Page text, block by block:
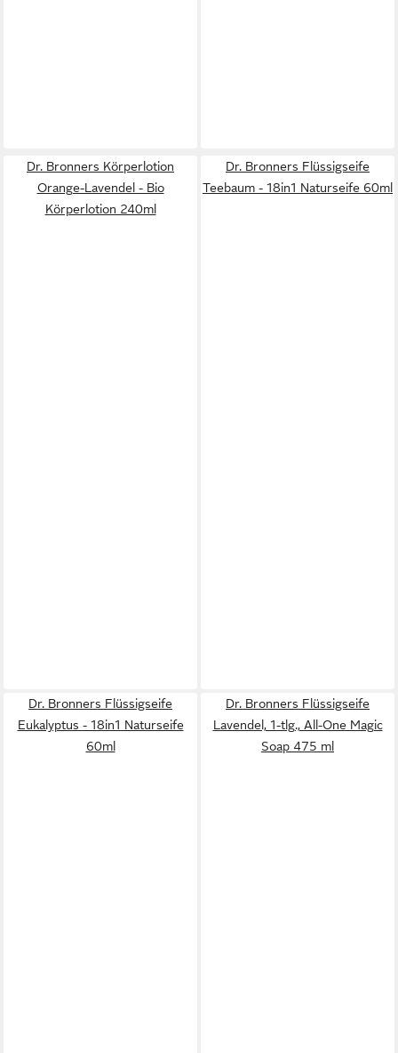
Dr. Bronners Körperlotion
Orange-Lavendel - Bio
Körperlotion 240ml
Dr. Bronners Flüssigseife
Teebaum - 18in1 Naturseife 60ml
Dr. Bronners Flüssigseife
Eukalyptus - 18in1 Naturseife
60ml
Dr. Bronners Flüssigseife
Lavendel, 1-tlg., All-One Magic
Soap 475 ml